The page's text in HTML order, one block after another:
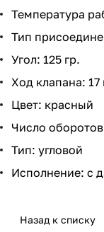
Температура
Тип
Угол: 125 гр.
Ход клапана:
Цвет: красный
Число
Тип: угловой
Исполнение: с
Назад к списку